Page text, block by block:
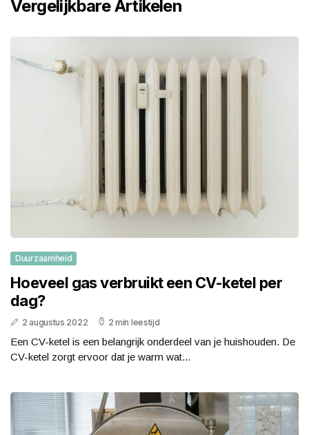
Vergelijkbare Artikelen
Duurzaamheid
Hoeveel gas verbruikt een CV-ketel per
dag?
2 augustus 2022 2 min leestijd
Een CV-ketel is een belangrijk onderdeel van je huishouden. De
CV-ketel zorgt ervoor dat je warm wat...